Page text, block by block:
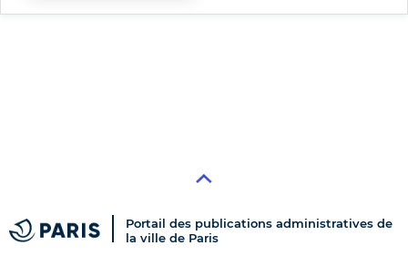
Portail des publications administratives de
la ville de Paris